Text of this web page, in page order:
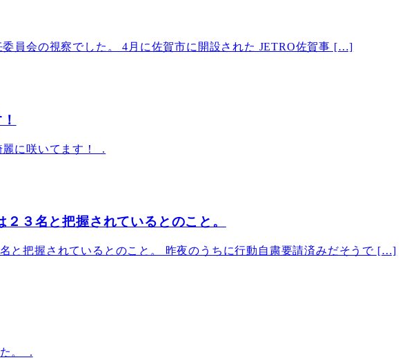
員会の視察でした。 4月に佐賀市に開設された JETRO佐賀事 […]
麗に咲いてます！ .
３名と把握されているとのこと。
と把握されているとのこと。 昨夜のうちに行動自粛要請済みだそうで […]
。 .